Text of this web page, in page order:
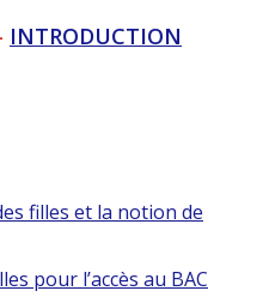
INTRODUCTION
filles et la notion de
pour l’accès au BAC